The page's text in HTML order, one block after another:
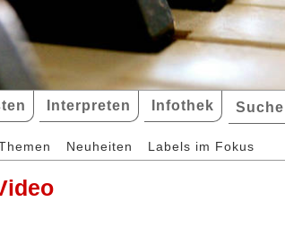
Interpreten Infothek Suche
Neuheiten Labels im Fokus